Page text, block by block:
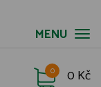
MENU
0 Kč
0